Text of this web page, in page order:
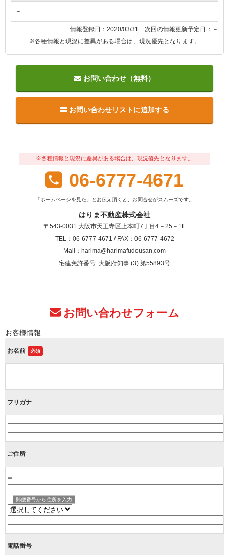
－
情報登録日：2020/03/31 次回の情報更新予定日：－
※各種情報と現況に差異がある場合は、現況優先となります。
お問い合わせ（無料）
お問い合わせリストに追加する
※各種情報と現況に差異がある場合は、現況優先となります。
06-6777-4671
「ホームページを見た」とお伝え頂くと、お問合せがスムーズです。
はりま不動産株式会社
〒543-0031 大阪市天王寺区上本町7丁目4－25－1F
TEL：06-6777-4671 / FAX：06-6777-4672
Mail：harima@harimafudousan.com
宅建免許番号: 大阪府知事 (3) 第55893号
お問い合わせフォーム
お客様情報
お名前 必須
フリガナ
ご住所
〒
郵便番号から住所を入力
電話番号